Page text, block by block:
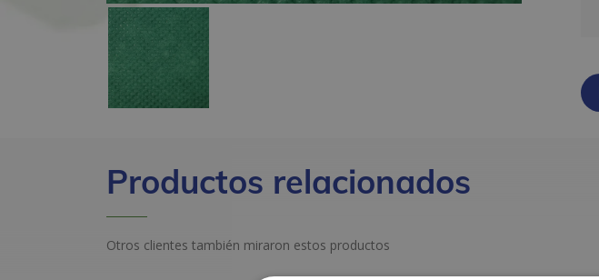
Productos relacionados
Otros clientes también miraron estos productos